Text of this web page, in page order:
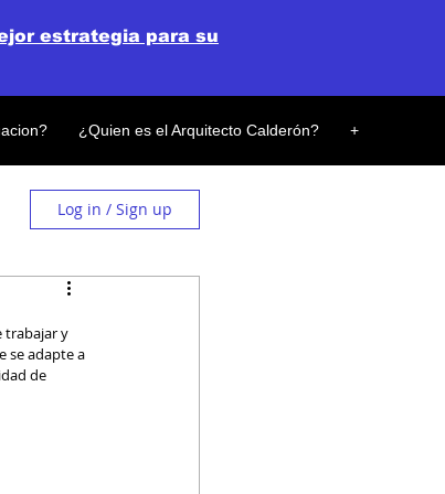
¿Quien es el Arquitecto Calderón? +
estrategia para su
Log in / Sign up
se adapte a
de